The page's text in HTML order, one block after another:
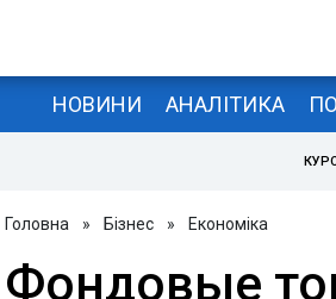
НОВИНИ АНАЛІТИКА
Головна » Бізнес » Економіка
Фондовые